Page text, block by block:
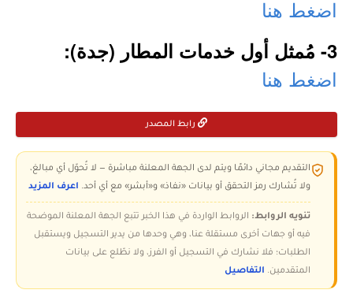
اضغط هنا
3- مُمثل أول خدمات المطار (جدة):
اضغط هنا
رابط المصدر
التقديم مجاني دائمًا ويتم لدى الجهة المعلنة مباشرة — لا تُحوّل أي مبالغ،
ولا تُشارك رمز التحقق أو بيانات «نفاذ» و«أبشر» مع أي أحد. اعرف المزيد
تنويه الروابط: الروابط الواردة في هذا الخبر تتبع الجهة المعلنة الموضحة
فيه أو جهات أخرى مستقلة عنا، وهي وحدها من يدير التسجيل ويستقبل
الطلبات؛ فلا نشارك في التسجيل أو الفرز، ولا نطّلع على بيانات
المتقدمين. التفاصيل